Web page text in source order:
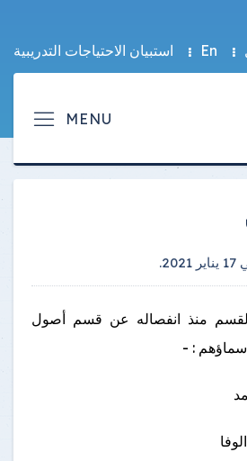
En استبيان الاحتياجات التدريبية
17 يناير 2021 .
منذ انفصاله عن قسم أصول
أسماؤهم : -